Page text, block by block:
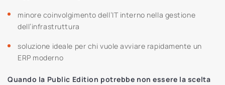
minore coinvolgimento dell’IT interno nella gestione
dell’infrastruttura
soluzione ideale per chi vuole avviare rapidamente un
ERP moderno
Quando la Public Edition potrebbe non essere la scelta